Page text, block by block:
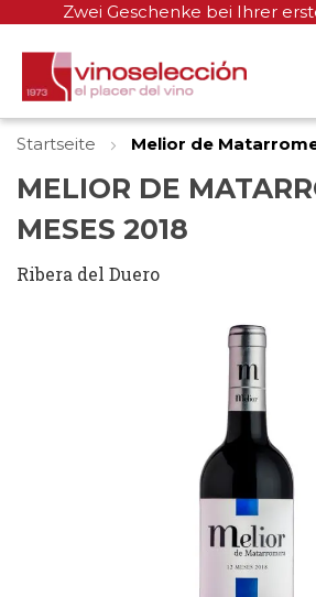
Zwei Geschenke bei Ihrer
Startseite Melior de
MELIOR DE
MESES 2018
Ribera del Duero